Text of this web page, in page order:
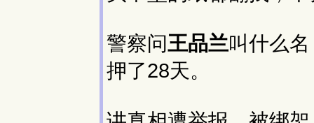
警察问王品兰叫什么
押了28天。